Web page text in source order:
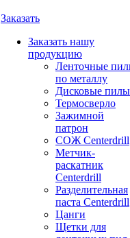
Заказать
Заказать нашу
продукцию
Ленточные
по металлу
Дисковые пилы
Термосверло
Зажимной
патрон
СОЖ Centerdrill
Метчик-
раскатник
Centerdrill
Разделительная
паста Centerdrill
Цанги
Щетки для